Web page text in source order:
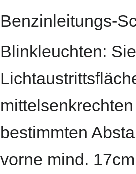
Benzinleitungs-
Blinkleuchten:
bestimmten
vorne mind.